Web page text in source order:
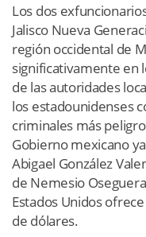
Los dos
Jalisco Nueva
región occidental de
significativamente en
de las autoridades
los estadounidenses
criminales más
Gobierno mexicano
Abigael González
de Nemesio
Estados Unidos
de dólares.